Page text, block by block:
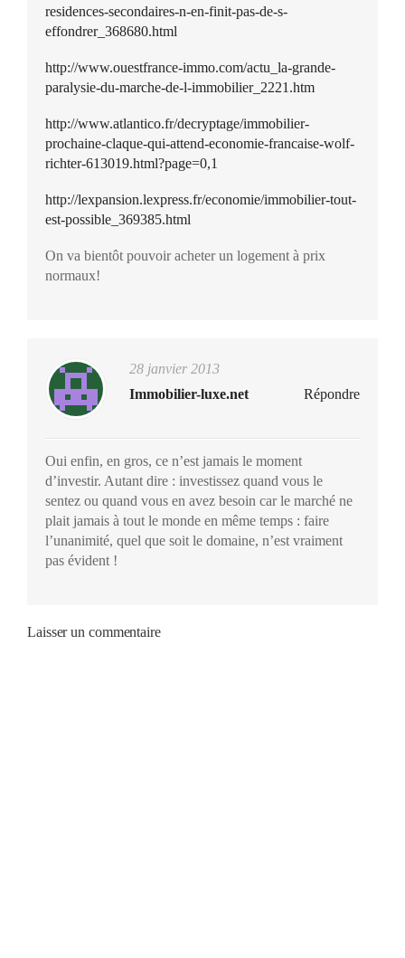
residences-secondaires-n-en-finit-pas-de-s-
effondrer_368680.html
http://www.ouestfrance-immo.com/actu_la-grande-
paralysie-du-marche-de-l-immobilier_2221.htm
http://www.atlantico.fr/decryptage/immobilier-
prochaine-claque-qui-attend-economie-francaise-wolf-
richter-613019.html?page=0,1
http://lexpansion.lexpress.fr/economie/immobilier-tout-
est-possible_369385.html
On va bientôt pouvoir acheter un logement à prix
normaux!
28 janvier 2013
Immobilier-luxe.net
Répondre
Oui enfin, en gros, ce n’est jamais le moment
d’investir. Autant dire : investissez quand vous le
sentez ou quand vous en avez besoin car le marché ne
plait jamais à tout le monde en même temps : faire
l’unanimité, quel que soit le domaine, n’est vraiment
pas évident !
Laisser un commentaire